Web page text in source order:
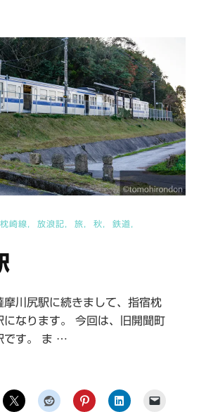
当
山
温
泉
Ⅰ
へ
の
崎線 放浪記 旅 秋
鉄道
摩川尻駅に続きまして、指宿枕
になります。 今回は、旧開聞町
です。 ま …